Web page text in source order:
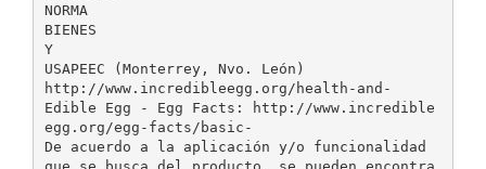
NORMA
BIENES
Y
USAPEEC (Monterrey, Nvo. León)
http://www.incredibleegg.org/health-and-
Edible Egg - Egg Facts: http://www.incredible
egg.org/egg-facts/basic-
De acuerdo a la aplicación y/o funcionalidad
que se busca del producto, se pueden encontra